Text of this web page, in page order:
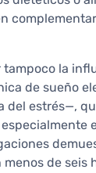
la
de sueño
del estrés—,
de seis